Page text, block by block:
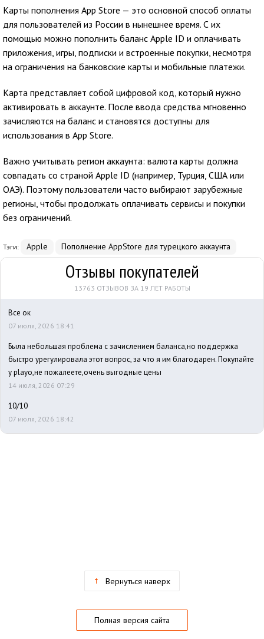
Карты пополнения App Store — это основной способ оплаты
для пользователей из России в нынешнее время. С их
помощью можно пополнить баланс Apple ID и оплачивать
приложения, игры, подписки и встроенные покупки, несмотря
на ограничения на банковские карты и мобильные платежи.
Карта представляет собой цифровой код, который нужно
активировать в аккаунте. После ввода средства мгновенно
зачисляются на баланс и становятся доступны для
использования в App Store.
Важно учитывать регион аккаунта: валюта карты должна
совпадать со страной Apple ID (например, Турция, США или
ОАЭ). Поэтому пользователи часто выбирают зарубежные
регионы, чтобы продолжать оплачивать сервисы и покупки
без ограничений.
Тэги: Apple Пополнение AppStore для турецкого аккаунта
Отзывы покупателей
13763 ОТЗЫВОВ ЗА 19 ЛЕТ РАБОТЫ
Все ок
07 июля, 2026 18:41
Была небольшая проблема с зачислением баланса,но поддержка
быстро урегулировала этот вопрос, за что я им благодарен. Покупайте
у playo,не пожалеете,очень выгодные цены
14 июля, 2026 07:29
10/10
07 июля, 2026 18:42
Вернуться наверх
Полная версия сайта